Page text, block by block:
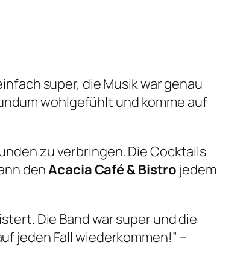
super, die Musik war genau
wohlgefühlt und komme auf
zu verbringen. Die Cocktails
denAcacia Café & Bistro jedem
Die Band war super und die
jeden Fall wiederkommen!” –